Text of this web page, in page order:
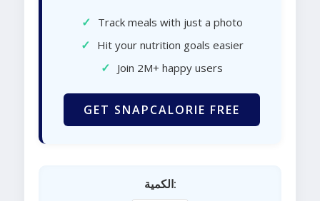
✓ Track meals with just a photo
✓ Hit your nutrition goals easier
✓ Join 2M+ happy users
GET SNAPCALORIE FREE
الكمية: